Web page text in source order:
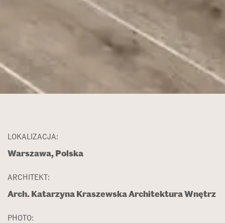
LOKALIZACJA:
Warszawa, Polska
ARCHITEKT:
Arch. Katarzyna Kraszewska Architektura Wnętrz
PHOTO: